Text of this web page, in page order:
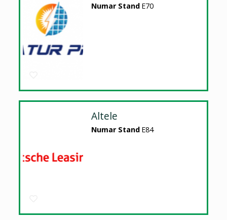
Numar Stand E70
Altele
Numar Stand E84